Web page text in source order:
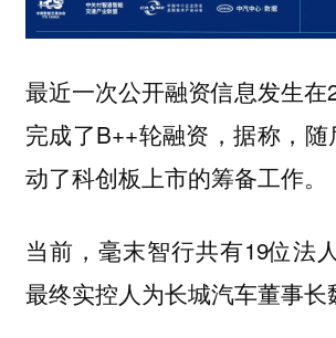
最近一次公开融资信息发生在
完成了B++轮融资，据称，
动了科创板上市的筹备工作。
当前，毫末智行共有19位法
最终实控人为长城汽车董事长